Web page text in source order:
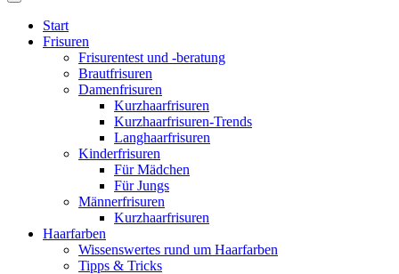
Start
Frisuren
Frisurentest und -beratung
Brautfrisuren
Damenfrisuren
Kurzhaarfrisuren
Kurzhaarfrisuren-Trends
Langhaarfrisuren
Kinderfrisuren
Für Mädchen
Für Jungs
Männerfrisuren
Kurzhaarfrisuren
Haarfarben
Wissenswertes rund um Haarfarben
Tipps & Tricks